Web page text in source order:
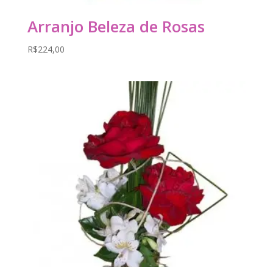
Arranjo Beleza de Rosas
R$224,00